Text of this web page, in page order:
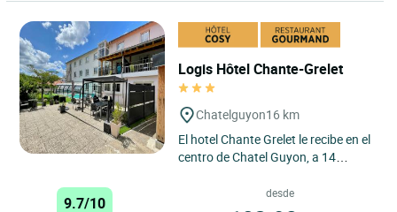
Logis Hôtel Chante-Grelet
Chatelguyon16 km
El hotel Chante Grelet le recibe en el
centro de Chatel Guyon, a 14
minutos de Clermont...
9.7/10
desde